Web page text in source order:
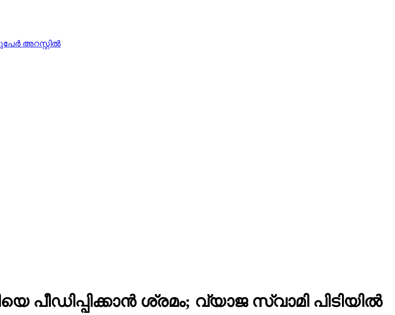
അറസ്റ്റില്‍
പീഡിപ്പിക്കാൻ ശ്രമം; വ്യാജ സ്വാമി പിടിയിൽ